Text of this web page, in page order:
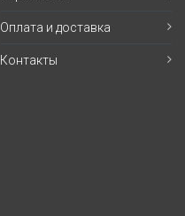
Оплата и доставка
Контакты